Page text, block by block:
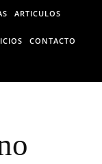
ARTICULOS
CONTACTO